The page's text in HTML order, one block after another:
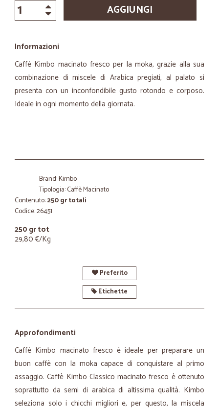
AGGIUNGI
Informazioni
Caffè Kimbo macinato fresco per la moka, grazie alla sua
combinazione di miscele di Arabica pregiati, al palato si
presenta con un inconfondibile gusto rotondo e corposo.
Ideale in ogni momento della giornata.
Brand: Kimbo
Tipologia: Caffè Macinato
Contenuto:250 gr totali
Codice: 26451
250 gr tot
29,80 €/Kg
Preferito
Etichette
Approfondimenti
Caffè Kimbo macinato fresco è ideale per preparare un
buon caffè con la moka capace di conquistare al primo
assaggio. Caffè Kimbo Classico macinato fresco è ottenuto
soprattutto da semi di arabica di altissima qualità. Kimbo
seleziona solo i chicchi migliori e, per questo, la miscela